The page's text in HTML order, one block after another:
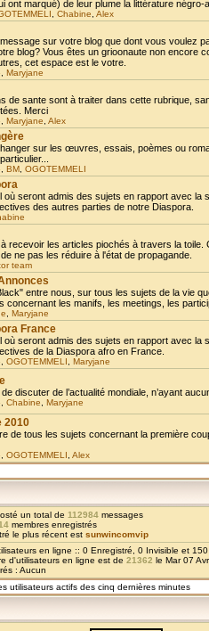
ont marqué) de leur plume la littérature négro-
Chabine Alex
sur votre blog que dont vous voulez
blog? Vous êtes un grioonaute non encore
cet espace est le votre.
Maryjane
de sante sont à traiter dans cette rubrique,
Merci
Maryjane Alex
sur les œuvres, essais, poèmes ou
BM OGOTEMMELI
où seront admis des sujets en rapport avec la
des autres parties de notre Diaspora.
recevoir les articles piochés à travers la
ne pas les réduire à l'état de propagande.
team
entre nous, sur tous les sujets de la vie
concernant les manifs, les meetings, les
Maryjane
France
où seront admis des sujets en rapport avec la
de la Diaspora afro en France.
OGOTEMMELI Maryjane
discuter de l’actualité mondiale, n’ayant
Chabine Maryjane
2010
de tous les sujets concernant la première
OGOTEMMELI Alex
un total de 112984 messages
membres enregistrés
le plus récent est sunwincomvip
en ligne :: 0 Enregistré, 0 Invisible et
d'utilisateurs en ligne est de 21362 le Mar 07
: Aucun
utilisateurs actifs des cinq dernières minutes